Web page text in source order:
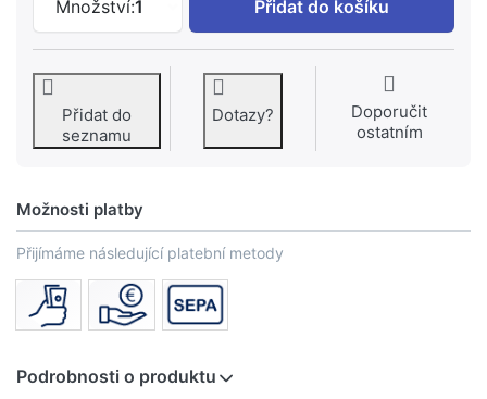
Množství:1 Přidat do košíku
Přidat do
seznamu
Dotazy?
Doporučit
ostatním
Možnosti platby
Přijímáme následující platební metody
Podrobnosti o produktu